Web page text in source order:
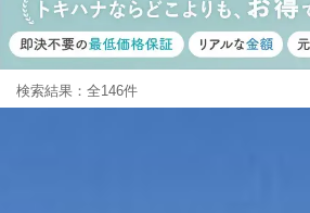
検索結果：全146件